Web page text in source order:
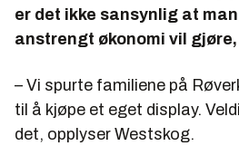
er det ikke sansynlig at
anstrengt økonomi vil
– Vi spurte familiene på
til å kjøpe et eget display.
det, opplyser Westskog.